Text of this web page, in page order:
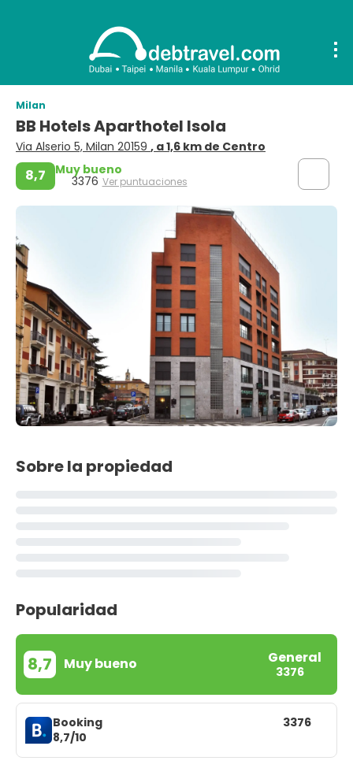
Milan
BB Hotels Aparthotel Isola
Via Alserio 5, Milan 20159 , a 1,6 km de Centro
8,7 Muy bueno
3376 Ver puntuaciones
Sobre la propiedad
Popularidad
8,7 Muy bueno General
3376
Booking
8,7/10
3376